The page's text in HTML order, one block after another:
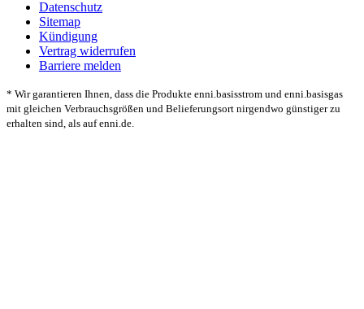
Datenschutz
Sitemap
Kündigung
Vertrag widerrufen
Barriere melden
* Wir garantieren Ihnen, dass die Produkte enni.basisstrom und enni.basisgas
mit gleichen Verbrauchsgrößen und Belieferungsort nirgendwo günstiger zu
erhalten sind, als auf enni.de.